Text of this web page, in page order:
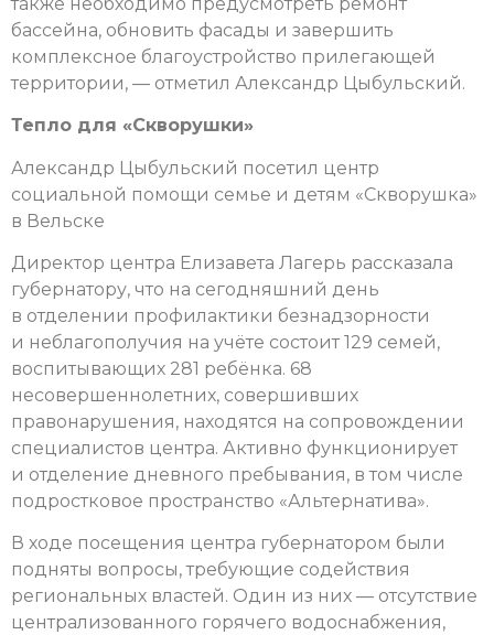
бассейна, обновить фасады и завершить
комплексное благоустройство прилегающей
территории, — отметил Александр Цыбульский.
Тепло для «Скворушки»
Александр Цыбульский посетил центр
социальной помощи семье и детям «Скворушка»
в Вельске
Директор центра Елизавета Лагерь рассказала
губернатору, что на сегодняшний день
в отделении профилактики безнадзорности
и неблагополучия на учёте состоит 129 семей,
воспитывающих 281 ребёнка. 68
несовершеннолетних, совершивших
правонарушения, находятся на сопровождении
специалистов центра. Активно функционирует
и отделение дневного пребывания, в том числе
подростковое пространство «Альтернатива».
В ходе посещения центра губернатором были
подняты вопросы, требующие содействия
региональных властей. Один из них — отсутствие
централизованного горячего водоснабжения,